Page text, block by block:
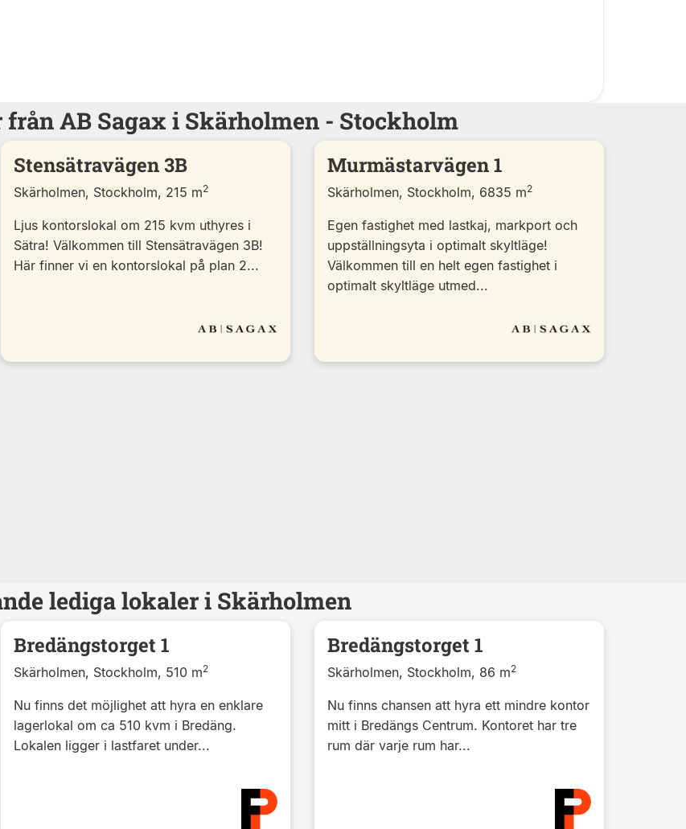
AB Sagax i Skärholmen - Stockholm
Stensätravägen 3B
Skärholmen, Stockholm, 215 m2
Ljus kontorslokal om 215 kvm uthyres i
Sätra! Välkommen till Stensätravägen 3B!
Här finner vi en kontorslokal på plan 2...
Murmästarvägen 1
Skärholmen, Stockholm, 6835 m2
Egen fastighet med lastkaj, markport och
uppställningsyta i optimalt skyltläge!
Välkommen till en helt egen fastighet i
optimalt skyltläge utmed...
lediga lokaler i Skärholmen
Bredängstorget 1
Skärholmen, Stockholm, 510 m2
Nu finns det möjlighet att hyra en enklare
lagerlokal om ca 510 kvm i Bredäng.
Lokalen ligger i lastfaret under...
Bredängstorget 1
Skärholmen, Stockholm, 86 m2
Nu finns chansen att hyra ett mindre kontor
mitt i Bredängs Centrum. Kontoret har tre
rum där varje rum har...